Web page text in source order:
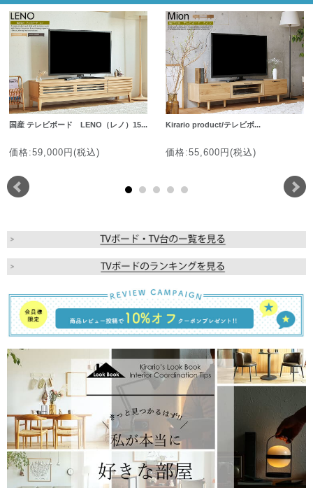
国産 テレビボード LENO（レノ）15...
価格:59,000円(税込)
Kirario product/テレビボ...
価格:55,600円(税込)